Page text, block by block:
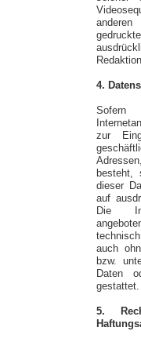
4.
zur
besteht,
dieser
auf
Die
auch
bzw.
Daten
gestattet.
5.